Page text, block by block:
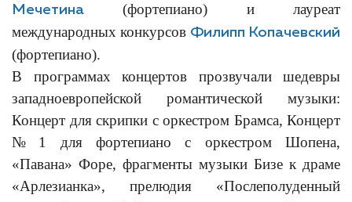
Мечетина (фортепиано) и лауреат
международных конкурсов Филипп Копачевский
(фортепиано).
В программах концертов прозвучали шедевры
западноевропейской романтической музыки:
Концерт для скрипки с оркестром Брамса, Концерт
№ 1 для фортепиано с оркестром Шопена,
«Павана» Форе, фрагменты музыки Бизе к драме
«Арлезианка», прелюдия «Послеполуденный